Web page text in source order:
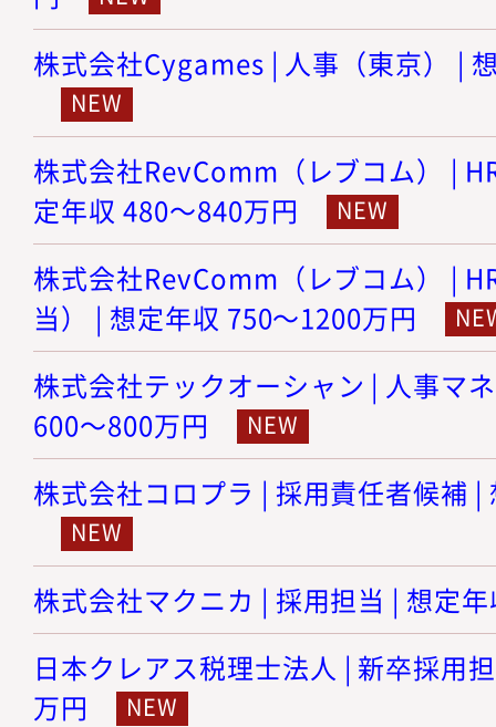
株式会社Cygames | 人事（東京） |
株式会社RevComm（レブコム） |
定年収 480～840万円
株式会社RevComm（レブコム） |
当） | 想定年収 750～1200万円
株式会社テックオーシャン | 人事マ
600～800万円
株式会社コロプラ | 採用責任者候補
株式会社マクニカ | 採用担当 | 想定
日本クレアス税理士法人 | 新卒採用
万円